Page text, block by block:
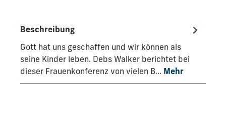
Beschreibung
Gott hat uns geschaffen und wir können als
seine Kinder leben. Debs Walker berichtet bei
dieser Frauenkonferenz von vielen B… Mehr